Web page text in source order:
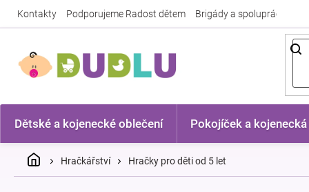
Kontakty Podporujeme Radost dětem Brigády a spolupráce
Dětské a kojenecké oblečení Pokojíček a kojenecká
DomůHračkářství Hračky pro děti od 5 let